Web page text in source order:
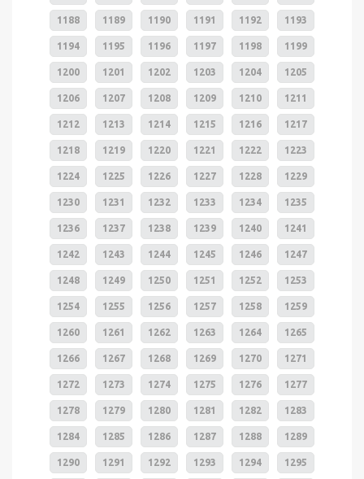
1188 1189 1190 1191 1192 1193
1194 1195 1196 1197 1198 1199
1200 1201 1202 1203 1204 1205
1206 1207 1208 1209 1210 1211
1212 1213 1214 1215 1216 1217
1218 1219 1220 1221 1222 1223
1224 1225 1226 1227 1228 1229
1230 1231 1232 1233 1234 1235
1236 1237 1238 1239 1240 1241
1242 1243 1244 1245 1246 1247
1248 1249 1250 1251 1252 1253
1254 1255 1256 1257 1258 1259
1260 1261 1262 1263 1264 1265
1266 1267 1268 1269 1270 1271
1272 1273 1274 1275 1276 1277
1278 1279 1280 1281 1282 1283
1284 1285 1286 1287 1288 1289
1290 1291 1292 1293 1294 1295